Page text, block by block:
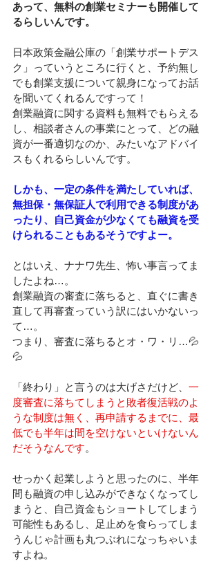
あって、無料の創業セミナーも開催して
るらしいんです。
日本政策金融公庫の「創業サポートデス
ク」っていうところに行くと、予約無し
でも創業支援について親身になってお話
を聞いてくれるんですって！
創業融資に関する資料も無料でもらえる
し、相談者さんの事業にとって、どの融
資が一番適切なのか、みたいなアドバイ
スもくれるらしいんです。
しかも、一定の条件を満たしていれば、
無担保・無保証人で利用できる制度があ
ったり、自己資金が少なくても融資を受
けられることもあるそうですよー。
とはいえ、ナナワ先生、怖い事言ってま
したよね…。
創業融資の審査に落ちると、直ぐに書き
直して再審査っていう訳にはいかないっ
て…。
つまり、審査に落ちるとオ・ワ・リ…💦
💦
「終わり」と言うのは大げさだけど、 一
度審査に落ちてしまうと敗者復活戦のよ
うな制度は無く、再申請するまでに、最
低でも半年は間を空けないといけないん
だそうなんです。
せっかく起業しようと思ったのに、半年
間も融資の申し込みができなくなってし
まうと、自己資金もショートしてしまう
可能性もあるし、足止めを食らってしま
うんじゃ計画も丸つぶれになっちゃいま
すよね。